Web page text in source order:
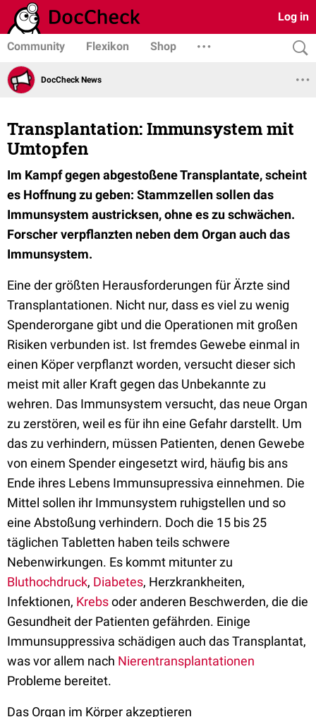
Log in
Community Flexikon Shop
DocCheck News
Transplantation: Immunsystem mit
Umtopfen
Im Kampf gegen abgestoßene Transplantate, scheint
es Hoffnung zu geben: Stammzellen sollen das
Immunsystem austricksen, ohne es zu schwächen.
Forscher verpflanzten neben dem Organ auch das
Immunsystem.
Eine der größten Herausforderungen für Ärzte sind
Transplantationen. Nicht nur, dass es viel zu wenig
Spenderorgane gibt und die Operationen mit großen
Risiken verbunden ist. Ist fremdes Gewebe einmal in
einen Köper verpflanzt worden, versucht dieser sich
meist mit aller Kraft gegen das Unbekannte zu
wehren. Das Immunsystem versucht, das neue Organ
zu zerstören, weil es für ihn eine Gefahr darstellt. Um
das zu verhindern, müssen Patienten, denen Gewebe
von einem Spender eingesetzt wird, häufig bis ans
Ende ihres Lebens Immunsupressiva einnehmen. Die
Mittel sollen ihr Immunsystem ruhigstellen und so
eine Abstoßung verhindern. Doch die 15 bis 25
täglichen Tabletten haben teils schwere
Nebenwirkungen. Es kommt mitunter zu
Bluthochdruck, Diabetes, Herzkrankheiten,
Infektionen, Krebsoder anderen Beschwerden, die die
Gesundheit der Patienten gefährden. Einige
Immunsuppressiva schädigen auch das Transplantat,
was vor allem nach Nierentransplantationen
Probleme bereitet.
Das Organ im Körper akzeptieren